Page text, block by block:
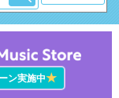
ン実施中★